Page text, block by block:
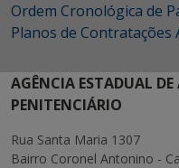
Ordem Cronológica de
Planos de Contratações
AGÊNCIA ESTADUAL
PENITENCIÁRIO
Rua Santa Maria 1307
Bairro Coronel Antonino -